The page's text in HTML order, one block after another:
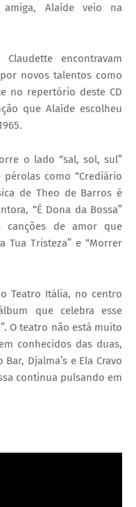
Alaíde veio na
encontravam
novos talentos como
no repertório deste CD
que Alaíde escolheu
o lado “sal, sol, sul”
como “Crediário
de Theo de Barros é
“É Dona da Bossa”
canções de amor que
Tua Tristeza” e “Morrer
Teatro Itália, no centro
que celebra esse
O teatro não está muito
conhecidos das duas,
Djalma’s e Ela Cravo
continua pulsando em